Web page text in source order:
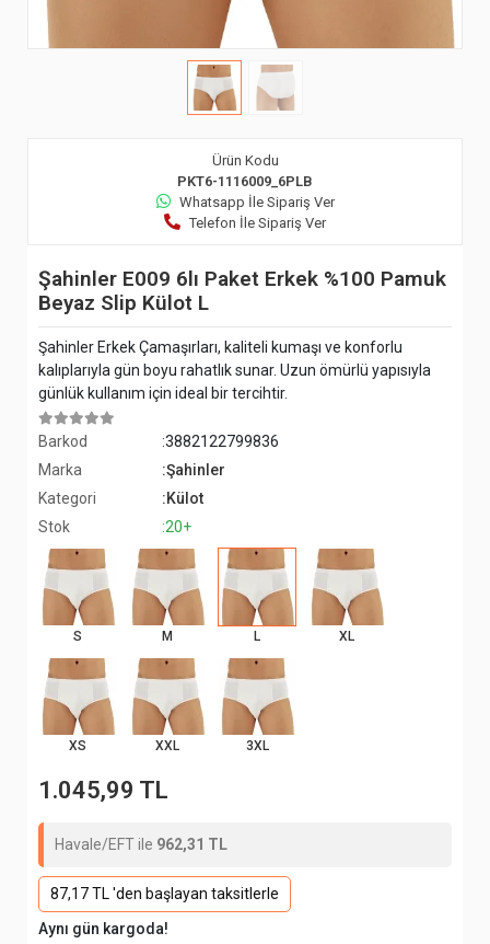
Ürün Kodu
PKT6-1116009_6PLB
Whatsapp İle Sipariş Ver
Telefon İle Sipariş Ver
Şahinler E009 6lı Paket Erkek %100 Pamuk
Beyaz Slip Külot L
Şahinler Erkek Çamaşırları, kaliteli kumaşı ve konforlu
kalıplarıyla gün boyu rahatlık sunar. Uzun ömürlü yapısıyla
günlük kullanım için ideal bir tercihtir.
Barkod
:3882122799836
Marka
:Şahinler
Kategori
:Külot
Stok
:20+
S M L XL
XS XXL 3XL
1.045,99 TL
Havale/EFT ile 962,31 TL
87,17 TL 'den başlayan taksitlerle
Aynı gün kargoda!